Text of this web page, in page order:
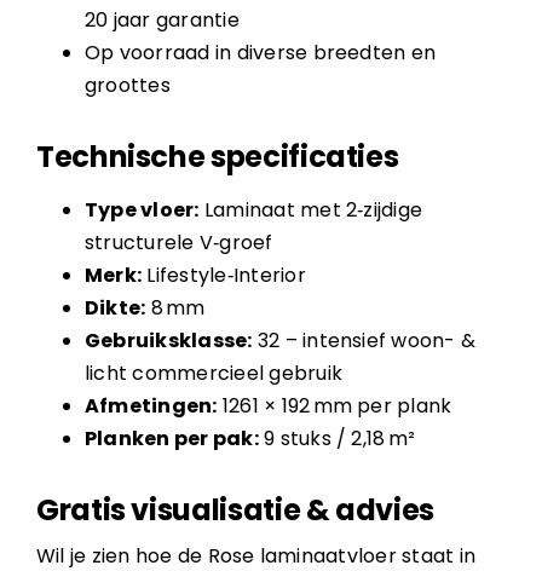
20 jaar garantie
Op voorraad in diverse breedten en
groottes
Technische specificaties
Type vloer: Laminaat met 2‑zijdige
structurele V‑groef
Merk: Lifestyle‑Interior
Dikte: 8 mm
Gebruiksklasse: 32 – intensief woon- &
licht commercieel gebruik
Afmetingen: 1261 × 192 mm per plank
Planken per pak:9 stuks / 2,18 m²
Gratis visualisatie & advies
Wil je zien hoe de Rose laminaatvloer staat in